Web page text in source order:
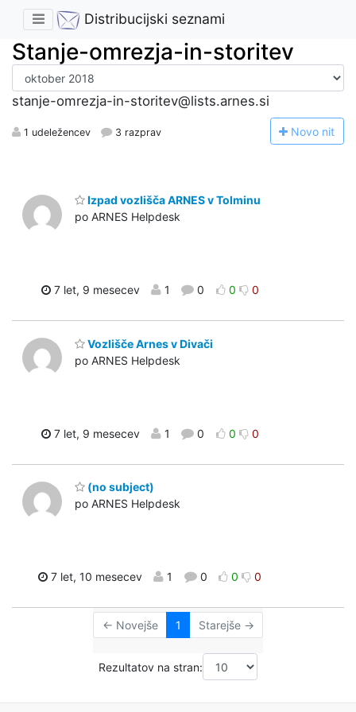
Distribucijski seznami
Stanje-omrezja-in-storitev
stanje-omrezja-in-storitev@lists.arnes.si
1 udeležencev 3 razprav Novo nit
Izpad vozlišča ARNES v Tolminu
po ARNES Helpdesk
7 let, 9 mesecev 1 0 0 0
Vozlišče Arnes v Divači
po ARNES Helpdesk
7 let, 9 mesecev 1 0 0 0
(no subject)
po ARNES Helpdesk
7 let, 10 mesecev 1 0 0 0
← Novejše 1 Starejše →
Rezultatov na stran: